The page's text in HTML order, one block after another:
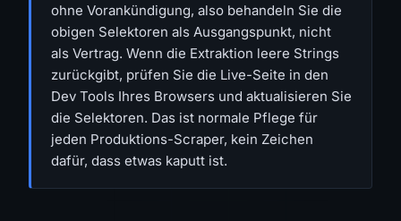
ohne Vorankündigung, also behandeln Sie die
obigen Selektoren als Ausgangspunkt, nicht
als Vertrag. Wenn die Extraktion leere Strings
zurückgibt, prüfen Sie die Live-Seite in den
Dev Tools Ihres Browsers und aktualisieren Sie
die Selektoren. Das ist normale Pflege für
jeden Produktions-Scraper, kein Zeichen
dafür, dass etwas kaputt ist.